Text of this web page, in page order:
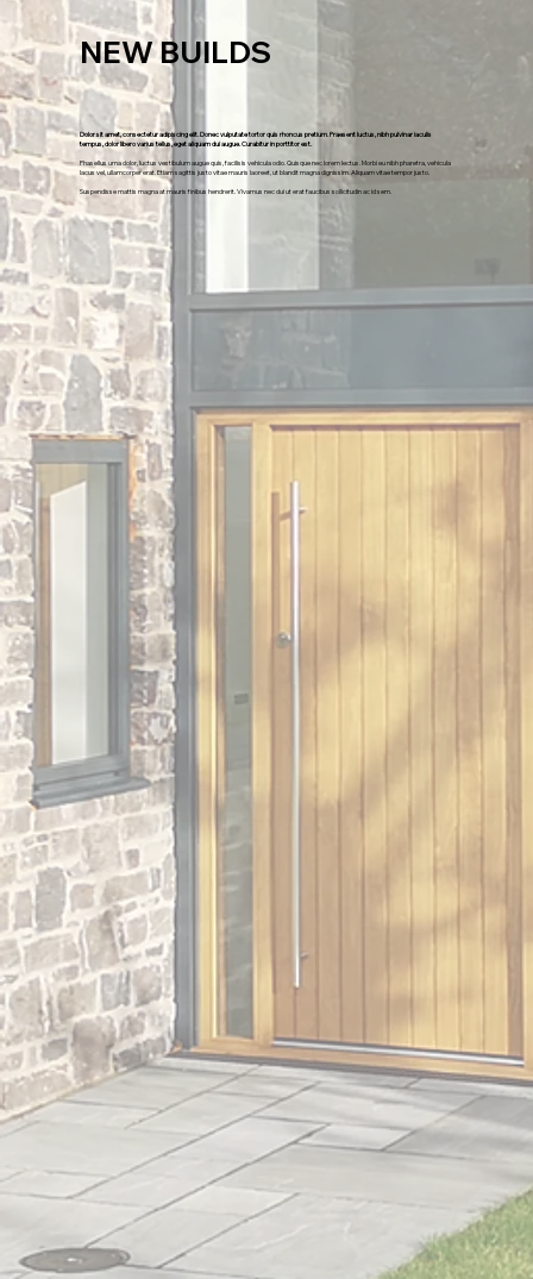
NEW BUILDS
Dolor sit amet, consectetur adipiscing elit. Donec vulputate tortor quis rhoncus pretium. Praesent luctus, nibh pulvinar iaculis
tempus, dolor libero varius tellus, eget aliquam dui augue. Curabitur in porttitor est.
Phasellus urna dolor, luctus vestibulum augue quis, facilisis vehicula odio. Quisque nec lorem lectus. Morbi eu nibh pharetra, vehicula
lacus vel, ullamcorper erat. Etiam sagittis justo vitae mauris laoreet, ut blandit magna dignissim. Aliquam vitae tempor justo.
Suspendisse mattis magna at mauris finibus hendrerit. Vivamus nec dui ut erat faucibus sollicitudin ac id sem.